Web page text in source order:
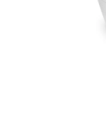
Doprava